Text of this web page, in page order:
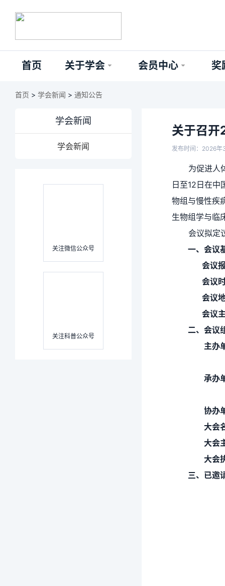
首页 关于学会 会员中心 奖
首页 > 学会新闻 > 通知公告
学会新闻
学会新闻
关注微信公众号
关注科普公众号
关于召开
发布时间：2026年
为促进人
日至12日在
物组与慢性疾
生物组学与临
会议拟定
一、会议
会议报
会议
会议
会议
二、会议
主办单
承办单
协办单
大会名
大会主
大会执
三、已邀